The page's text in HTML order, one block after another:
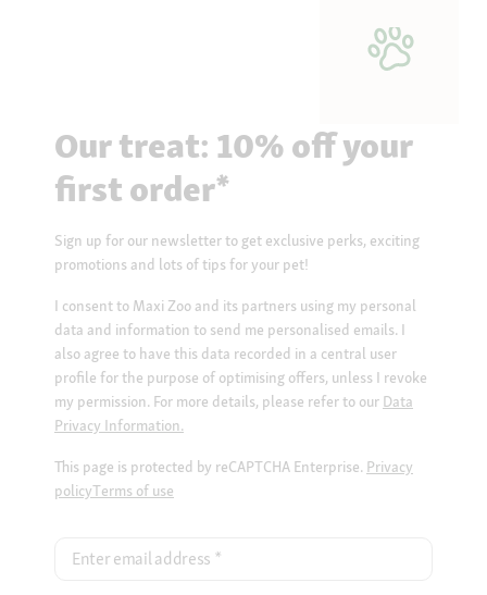
Our treat: 10% off your
first order*
Sign up for our newsletter to get exclusive perks, exciting
promotions and lots of tips for your pet!
I consent to Maxi Zoo and its partners using my personal
data and information to send me personalised emails. I
also agree to have this data recorded in a central user
profile for the purpose of optimising offers, unless I revoke
my permission. For more details, please refer to our Data
Privacy Information.
This page is protected by reCAPTCHA Enterprise. Privacy
policyTerms of use
Enter email address *